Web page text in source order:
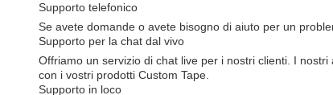
Supporto telefonico
Se avete domande o avete bisogno di aiuto per un
Supporto per la chat dal vivo
Offriamo un servizio di chat live per i nostri clienti. I
con i vostri prodotti Custom Tape.
Supporto in loco